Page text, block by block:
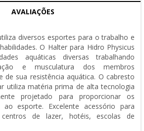
AVALIAÇÕES
diversos esportes para o trabalho e
O Halter para Hidro Physicus
aquáticas diversas trabalhando
e musculatura dos membros
de sua resistência aquática. O cabresto
utiliza matéria prima de alta tecnologia
projetado para proporcionar os
ao esporte. Excelente acessório para
centros de lazer, hotéis, escolas de